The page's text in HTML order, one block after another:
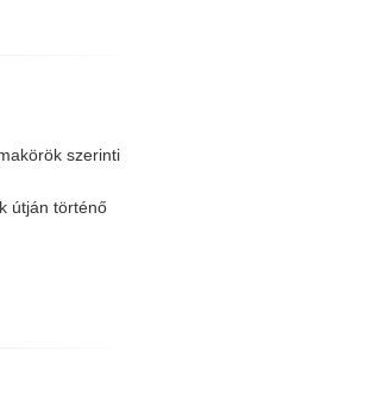
szerinti
útján történő